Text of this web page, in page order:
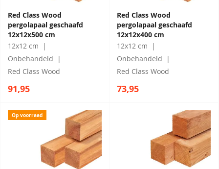
Red Class Wood
pergolapaal geschaafd
12x12x500 cm
12x12 cm
Onbehandeld
Red Class Wood
91,95
Red Class Wood
pergolapaal geschaafd
12x12x400 cm
12x12 cm
Onbehandeld
Red Class Wood
73,95
Op voorraad